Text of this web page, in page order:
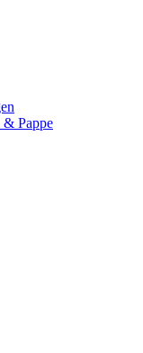
Pappe